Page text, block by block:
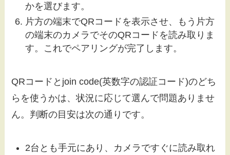
かを選びます。
片方の端末でQRコードを表示させ、もう片方
の端末のカメラでそのQRコードを読み取りま
す。これでペアリングが完了します。
QRコードとjoin code(英数字の認証コード)のどち
らを使うかは、状況に応じて選んで問題ありませ
ん。判断の目安は次の通りです。
2台とも手元にあり、カメラですぐに読み取れ